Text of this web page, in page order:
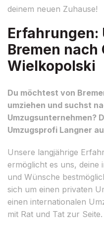
deinem neuen Zuhause!
Erfahrungen:
Bremen nach
Wielkopolski
Du möchtest von
umziehen und suchst
Umzugsunternehmen?
Umzugsprofi Langner
Unsere langjährige
ermöglicht es uns, deine
und Wünsche
sich um einen privaten
einen internationalen
mit Rat und Tat zur Seite.